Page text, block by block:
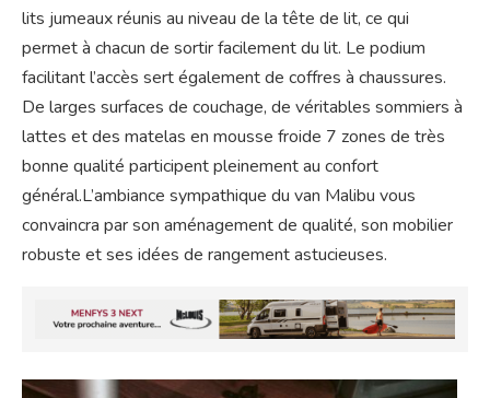
lits jumeaux réunis au niveau de la tête de lit, ce qui
permet à chacun de sortir facilement du lit. Le podium
facilitant l’accès sert également de coffres à chaussures.
De larges surfaces de couchage, de véritables sommiers à
lattes et des matelas en mousse froide 7 zones de très
bonne qualité participent pleinement au confort
général.L’ambiance sympathique du van Malibu vous
convaincra par son aménagement de qualité, son mobilier
robuste et ses idées de rangement astucieuses.